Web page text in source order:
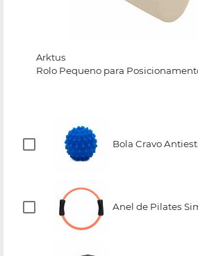
Arktus
Rolo Pequeno para
Bola Cravo
Anel de Pilates